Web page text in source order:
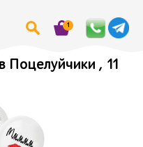
1
Поцелуйчики , 11